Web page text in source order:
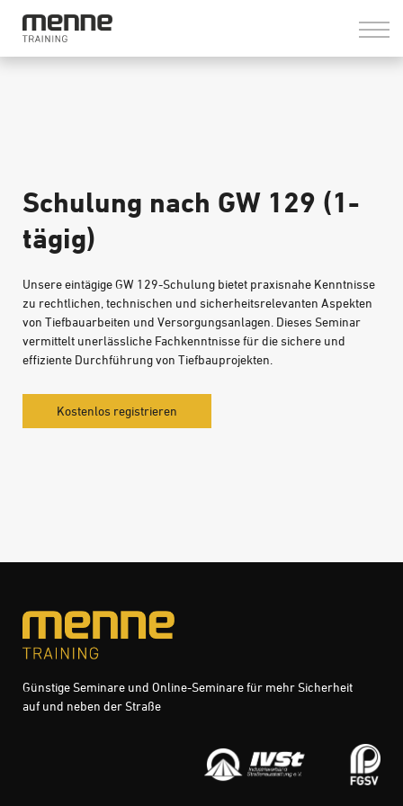
Schulung nach GW 129 (1-
tägig)
Unsere eintägige GW 129-Schulung bietet praxisnahe Kenntnisse
zu rechtlichen, technischen und sicherheitsrelevanten Aspekten
von Tiefbauarbeiten und Versorgungsanlagen. Dieses Seminar
vermittelt unerlässliche Fachkenntnisse für die sichere und
effiziente Durchführung von Tiefbauprojekten.
Kostenlos registrieren
Günstige Seminare und Online-Seminare für mehr Sicherheit
auf und neben der Straße